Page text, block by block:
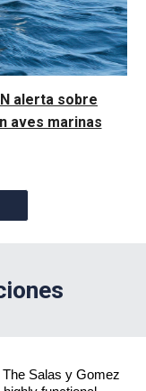
alerta sobre
aves marinas
Salas y Gomez